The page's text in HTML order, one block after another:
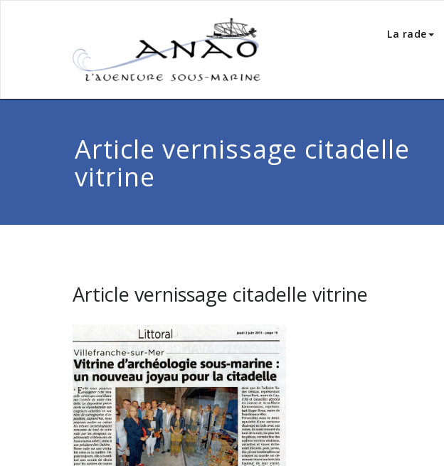
La rade
Article vernissage citadelle
vitrine
Article vernissage citadelle vitrine